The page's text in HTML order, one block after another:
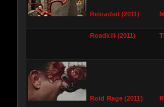
Reloaded (2011)
Roadkill (2011)
Roid Rage (2011)